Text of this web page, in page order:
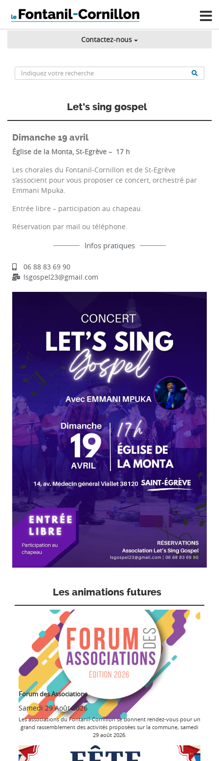
Contactez-nous
Let’s sing gospel
Dimanche 19 avril
Église de la Monta, St-Egrève – 17 h
Les chorales du Fontanil-Cornillon et de St-Egrève
s’associent pour vous proposer ce concert, orchestré par
Emmani Mpuka.
Entrée libre – participation au chapeau.
Réservation par mail ou téléphone.
Infos pratiques
06 88 83 69 90
lsgospel23@gmail.com
Les animations futures
Forum des Associations
Samedi 29 Août 2026
Les associations du Fontanil-Cornillon se donnent rendez-vous pour un
grand rassemblement des activités proposées sur la commune, samedi
29 août 2026.